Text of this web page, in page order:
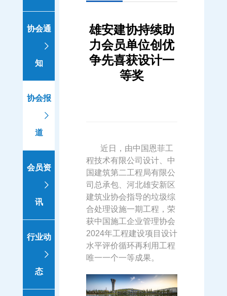
协会通
知
协会报
道
会员资
讯
行业动
态
雄安建协持续助
力会员单位创优
争先喜获设计一
等奖
近日，由中国恩菲工
程技术有限公司设计、中
国建筑第二工程局有限公
司总承包、河北雄安新区
建筑业协会指导的垃圾综
合处理设施一期工程，荣
获中国施工企业管理协会
2024年工程建设项目设计
水平评价循环再利用工程
唯一一个一等成果。